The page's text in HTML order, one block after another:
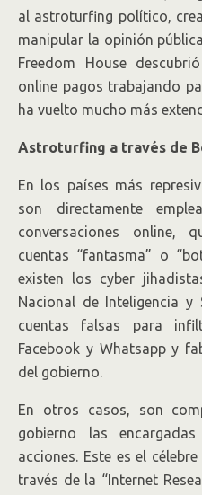
al astroturfing político,
manipular la opinión
Freedom House
online pagos trabajando
ha vuelto mucho más
Astroturfing a través de
En los países más
son directamente
conversaciones online,
cuentas “fantasma” o
existen los cyber
Nacional de Inteligencia y
cuentas falsas para
Facebook y Whatsapp y
del gobierno.
En otros casos, son
gobierno las
acciones. Este es el
través de la “Internet